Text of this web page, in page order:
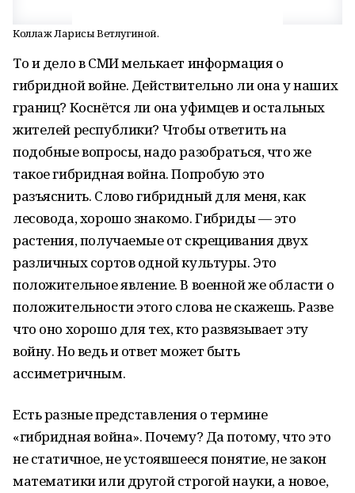
Коллаж Ларисы Ветлугиной.
То и дело в СМИ мелькает информация о
гибридной войне. Действительно ли она у наших
границ? Коснётся ли она уфимцев и остальных
жителей республики? Чтобы ответить на
подобные вопросы, надо разобраться, что же
такое гибридная война. Попробую это
разъяснить. Слово гибридный для меня, как
лесовода, хорошо знакомо. Гибриды — это
растения, получаемые от скрещивания двух
различных сортов одной культуры. Это
положительное явление. В военной же области о
положительности этого слова не скажешь. Разве
что оно хорошо для тех, кто развязывает эту
войну. Но ведь и ответ может быть
ассиметричным.
Есть разные представления о термине
«гибридная война». Почему? Да потому, что это
не статичное, не устоявшееся понятие, не закон
математики или другой строгой науки, а новое,